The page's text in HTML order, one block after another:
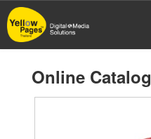
Skip
to
main
Online Catalog